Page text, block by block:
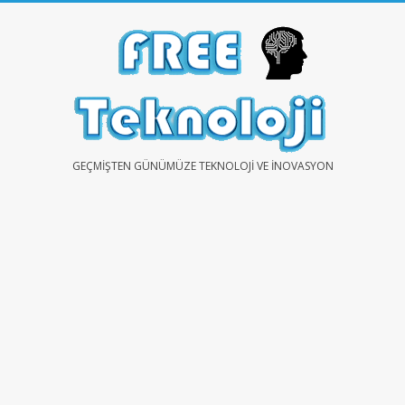
FREEGEÇMIŞTEN GÜNÜMÜZE TEKNOLOJI VE İNOVASYON